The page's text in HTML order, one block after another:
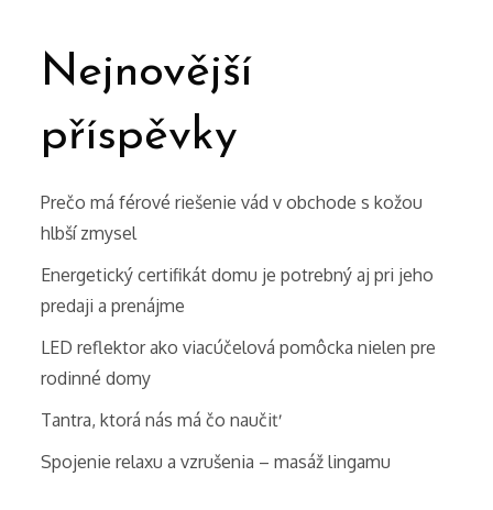
Nejnovější
příspěvky
Prečo má férové riešenie vád v obchode s kožou
hlbší zmysel
Energetický certifikát domu je potrebný aj pri jeho
predaji a prenájme
LED reflektor ako viacúčelová pomôcka nielen pre
rodinné domy
Tantra, ktorá nás má čo naučiť
Spojenie relaxu a vzrušenia – masáž lingamu